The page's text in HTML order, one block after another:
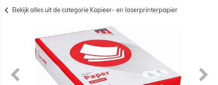
Bekijk alles uit de categorie Kopieer- en laserprinterpapier